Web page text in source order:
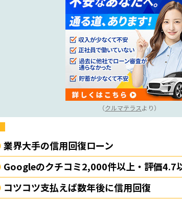
（クルマテラスより）
業界大手の信用回復ローン
Googleのクチコミ2,000件以上・評価4.7
コツコツ支払えば数年後に信用回復